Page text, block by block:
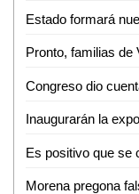
Inaugurarán la